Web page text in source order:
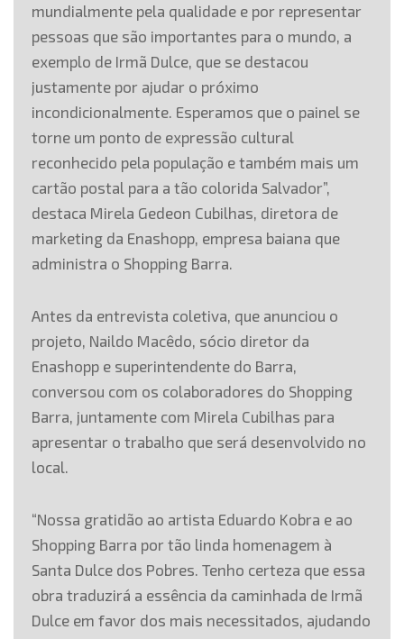
mundialmente pela qualidade e por representar
pessoas que são importantes para o mundo, a
exemplo de Irmã Dulce, que se destacou
justamente por ajudar o próximo
incondicionalmente. Esperamos que o painel se
torne um ponto de expressão cultural
reconhecido pela população e também mais um
cartão postal para a tão colorida Salvador”,
destaca Mirela Gedeon Cubilhas, diretora de
marketing da Enashopp, empresa baiana que
administra o Shopping Barra.
Antes da entrevista coletiva, que anunciou o
projeto, Naildo Macêdo, sócio diretor da
Enashopp e superintendente do Barra,
conversou com os colaboradores do Shopping
Barra, juntamente com Mirela Cubilhas para
apresentar o trabalho que será desenvolvido no
local.
“Nossa gratidão ao artista Eduardo Kobra e ao
Shopping Barra por tão linda homenagem à
Santa Dulce dos Pobres. Tenho certeza que essa
obra traduzirá a essência da caminhada de Irmã
Dulce em favor dos mais necessitados, ajudando